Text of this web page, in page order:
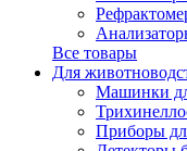
Все товары
Для
Машинки
Приборы